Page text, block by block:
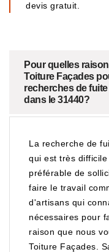
devis gratuit.
Pour quelles
Toiture Façades
recherches de
dans le 31440?
La recherche de
qui est très
préférable de
faire le travail
d'artisans qui
nécessaires pour
raison que nous
Toiture Façades.